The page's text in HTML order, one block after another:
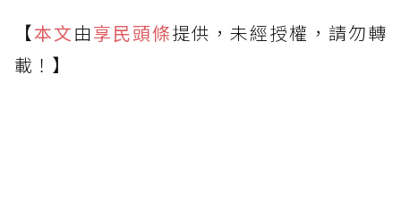
【本文由享民頭條提供，未經授權，請勿轉
載！】